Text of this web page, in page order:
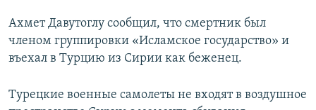
Ахмет Давутоглу сообщил, что смертник был
членом группировки «Исламское государство» и
въехал в Турцию из Сирии как беженец.
Турецкие военные самолеты не входят в воздушное